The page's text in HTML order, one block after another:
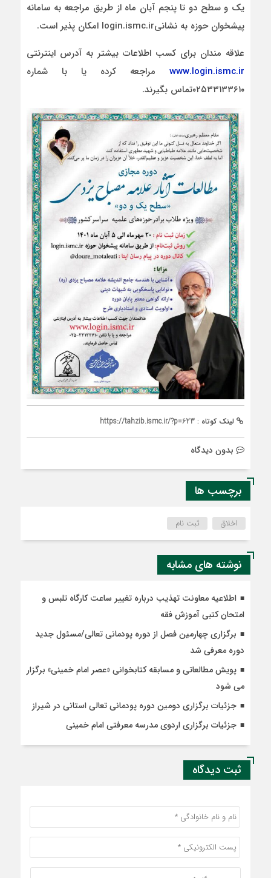
یک و سطح دو تا پنجم آبان ماه از طریق مراجعه به سامانه
پیشخوان حوزه به نشانیlogin.ismc.ir امکان پذیر است.
علاقه مندان برای کسب اطلاعات بیشتر به آدرس اینترنتی
www.login.ismc.ir مراجعه کرده یا با شماره
۰۲۵۳۳۱۳۳۶۱۰تماس بگیرند.
لینک کوتاه : https://tahzib.ismc.ir/?p=623
بدون دیدگاه
برچسب ها
اخلاق ثبت نام
نوشته های مشابه
اطلاعیه معاونت تهذیب درباره تغییر ساعت کارگاه تلبس و
امتحان کتبی آموزش فقه
برگزاری چهارمین فصل از دوره پودمانی تعالی/مسئول جدید
دوره معرفی شد
پویش مطالعاتی و مسابقه کتابخوانی «عصر امام خمینی» برگزار
می شود
جزئیات برگزاری دومین دوره پودمانی تعالی استانی در شیراز
جزئیات برگزاری اردوی مدرسه معرفتی امام خمینی
ثبت دیدگاه